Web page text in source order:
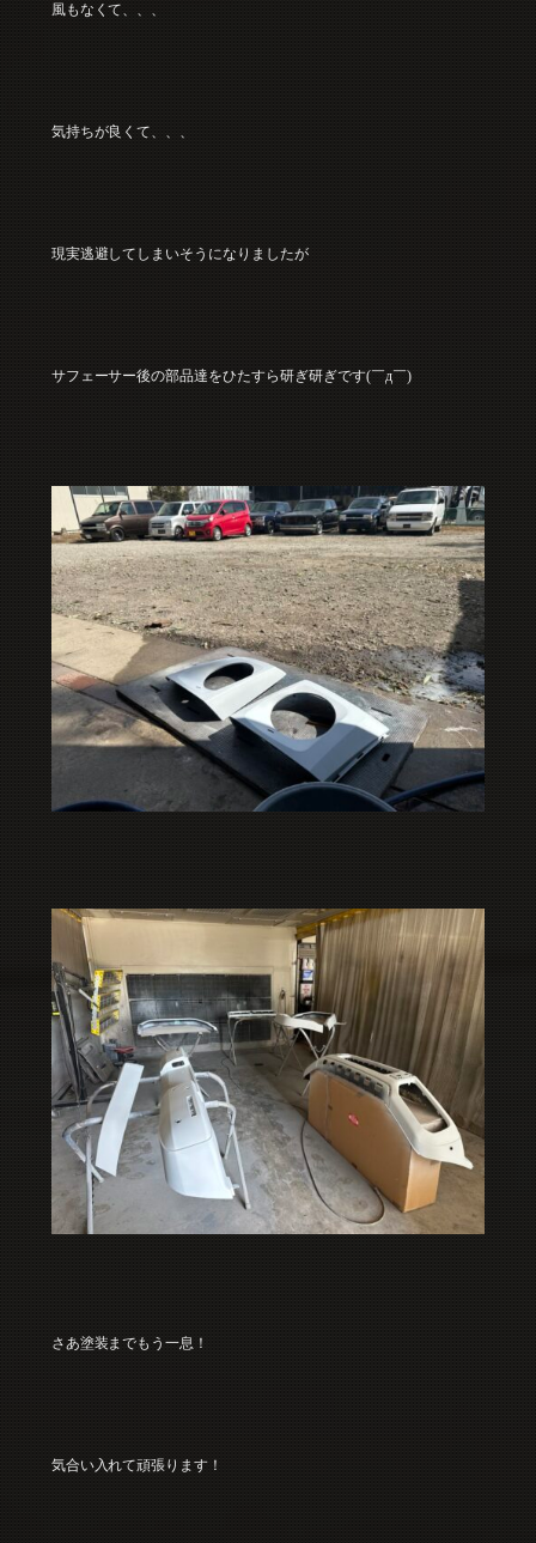
風もなくて、、、
気持ちが良くて、、、
現実逃避してしまいそうになりましたが
サフェーサー後の部品達をひたすら研ぎ研ぎです(￣д￣)
さあ塗装までもう一息！
気合い入れて頑張ります！